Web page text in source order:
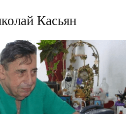
Касьян